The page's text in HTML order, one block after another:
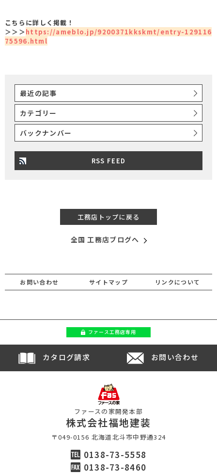
こちらに詳しく掲載！
＞＞＞https://ameblo.jp/9200371kkskmt/entry-129116
75596.html
最近の記事
カテゴリー
バックナンバー
RSS FEED
工務店トップに戻る
全国 工務店ブログへ
お問い合わせ サイトマップ リンクについて
ファース工務店専用
カタログ請求 お問い合わせ
ファースの家開発本部
株式会社福地建装
〒049-0156 北海道北斗市中野通324
0138-73-5558
0138-73-8460